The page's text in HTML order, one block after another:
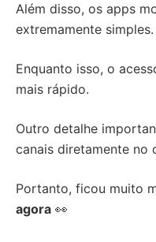
Além disso, os apps
extremamente simples.
Enquanto isso, o
mais rápido.
Outro detalhe
canais diretamente no
Portanto, ficou muito
agora 👀